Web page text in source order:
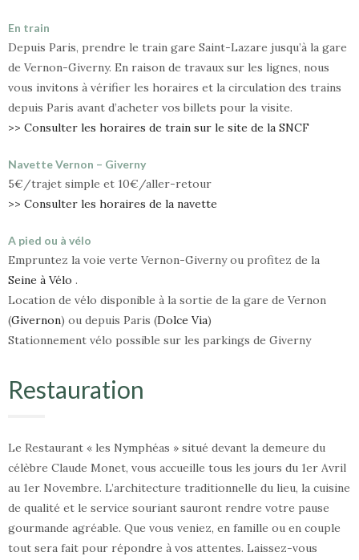
En train
Depuis Paris, prendre le train gare Saint-Lazare jusqu’à la gare
de Vernon-Giverny. En raison de travaux sur les lignes, nous
vous invitons à vérifier les horaires et la circulation des trains
depuis Paris avant d’acheter vos billets pour la visite.
>> Consulter les horaires de train sur le site de la SNCF
Navette Vernon – Giverny
5€/trajet simple et 10€/aller-retour
>> Consulter les horaires de la navette
A pied ou à vélo
Empruntez la voie verte Vernon-Giverny ou profitez de la
Seine à Vélo .
Location de vélo disponible à la sortie de la gare de Vernon
(Givernon) ou depuis Paris (Dolce Via)
Stationnement vélo possible sur les parkings de Giverny
Restauration
Le Restaurant « les Nymphéas » situé devant la demeure du
célèbre Claude Monet, vous accueille tous les jours du 1er Avril
au 1er Novembre. L’architecture traditionnelle du lieu, la cuisine
de qualité et le service souriant sauront rendre votre pause
gourmande agréable. Que vous veniez, en famille ou en couple
tout sera fait pour répondre à vos attentes. Laissez-vous